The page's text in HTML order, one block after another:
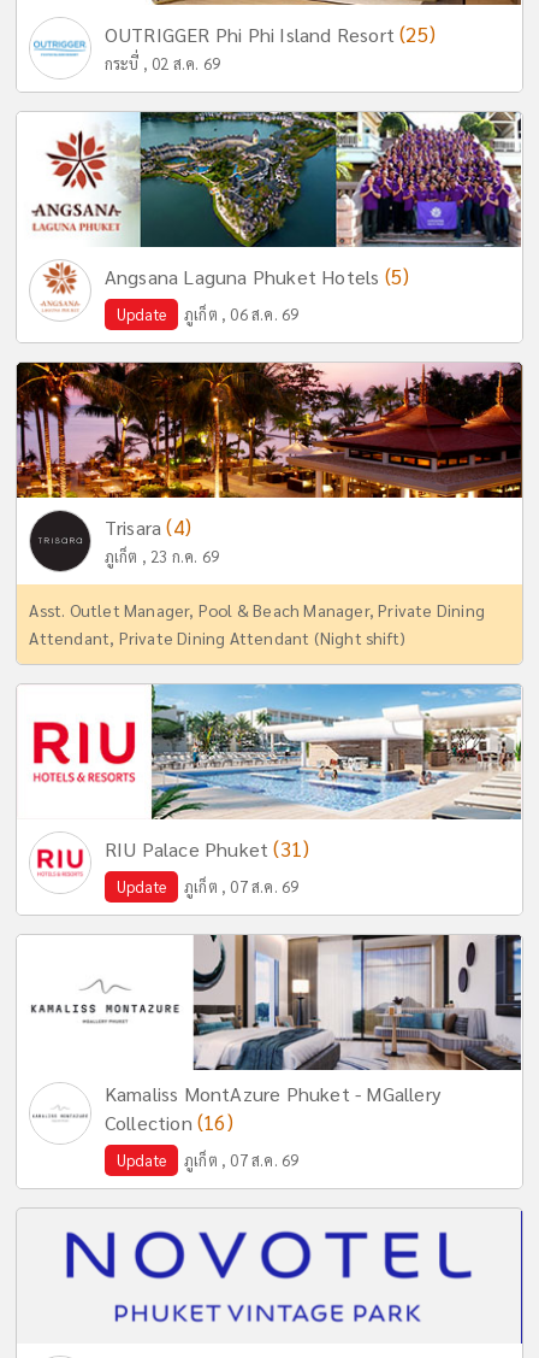
OUTRIGGER Phi Phi Island Resort(25)
กระบี่ , 02 ส.ค. 69
Angsana Laguna Phuket Hotels (5)
Update ภูเก็ต , 06 ส.ค. 69
Trisara(4)
ภูเก็ต , 23 ก.ค. 69
Asst. Outlet Manager, Pool & Beach Manager, Private Dining
Attendant, Private Dining Attendant (Night shift)
RIU Palace Phuket(31)
Update ภูเก็ต , 07 ส.ค. 69
Kamaliss MontAzure Phuket - MGallery
Collection (16)
Update ภูเก็ต , 07 ส.ค. 69